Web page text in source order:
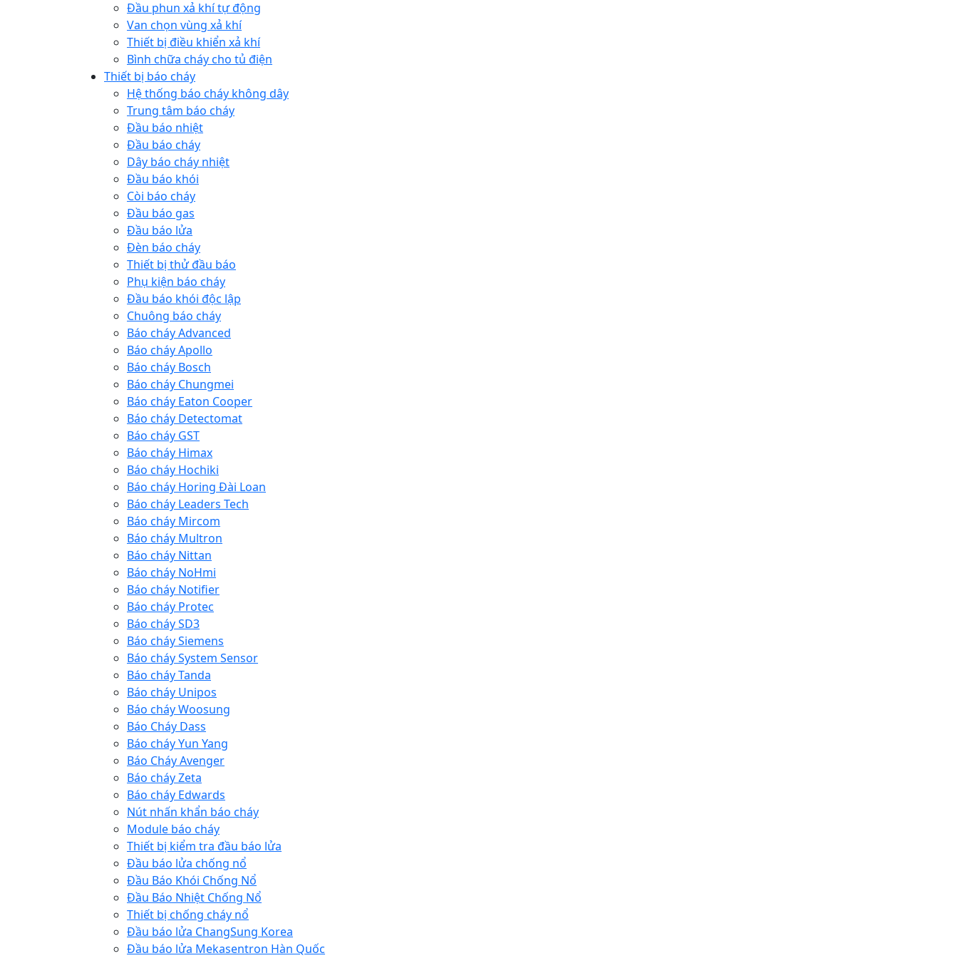
Đầu phun xả khí tự động
Van chọn vùng xả khí
Thiết bị điều khiển xả khí
Bình chữa cháy cho tủ điện
Thiết bị báo cháy
Hệ thống báo cháy không dây
Trung tâm báo cháy
Đầu báo nhiệt
Đầu báo cháy
Dây báo cháy nhiệt
Đầu báo khói
Còi báo cháy
Đầu báo gas
Đầu báo lửa
Đèn báo cháy
Thiết bị thử đầu báo
Phụ kiện báo cháy
Đầu báo khói độc lập
Chuông báo cháy
Báo cháy Advanced
Báo cháy Apollo
Báo cháy Bosch
Báo cháy Chungmei
Báo cháy Eaton Cooper
Báo cháy Detectomat
Báo cháy GST
Báo cháy Himax
Báo cháy Hochiki
Báo cháy Horing Đài Loan
Báo cháy Leaders Tech
Báo cháy Mircom
Báo cháy Multron
Báo cháy Nittan
Báo cháy NoHmi
Báo cháy Notifier
Báo cháy Protec
Báo cháy SD3
Báo cháy Siemens
Báo cháy System Sensor
Báo cháy Tanda
Báo cháy Unipos
Báo cháy Woosung
Báo Cháy Dass
Báo cháy Yun Yang
Báo Cháy Avenger
Báo cháy Zeta
Báo cháy Edwards
Nút nhấn khẩn báo cháy
Module báo cháy
Thiết bị kiểm tra đầu báo lửa
Đầu báo lửa chống nổ
Đầu Báo Khói Chống Nổ
Đầu Báo Nhiệt Chống Nổ
Thiết bị chống cháy nổ
Đầu báo lửa ChangSung Korea
Đầu báo lửa Mekasentron Hàn Quốc